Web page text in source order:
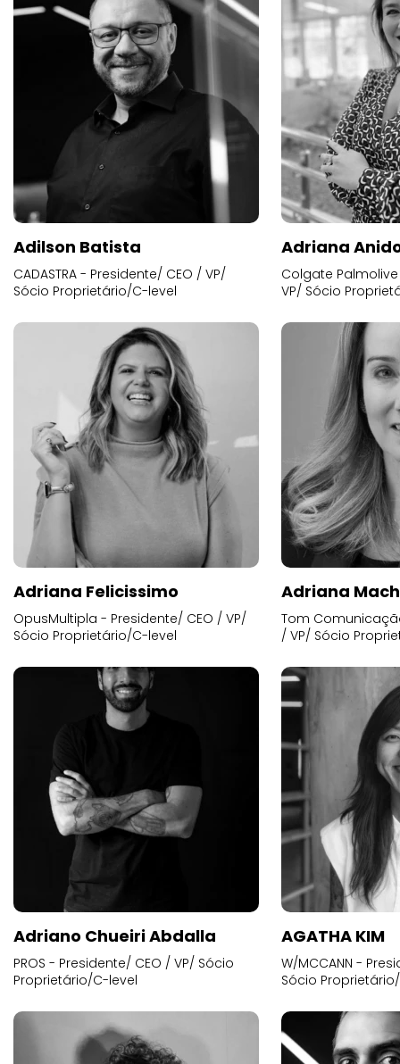
Adilson Batista
CADASTRA - Presidente/ CEO / VP/
Sócio Proprietário/C-level
Adriana
Colgate
VP/ Sócio
Adriana Felicissimo
OpusMultipla - Presidente/ CEO / VP/
Sócio Proprietário/C-level
Adriana
Tom
/ VP/ Sócio
Adriano Chueiri Abdalla
PROS - Presidente/ CEO / VP/ Sócio
Proprietário/C-level
AGATHA KIM
W/MCCANN -
Sócio